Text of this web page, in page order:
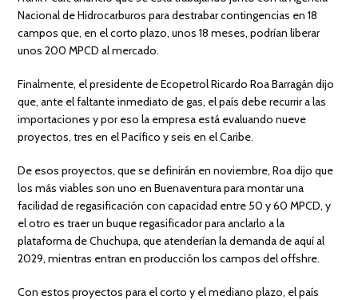
Nacional de Hidrocarburos para destrabar contingencias en 18
campos que, en el corto plazo, unos 18 meses, podrían liberar
unos 200 MPCD al mercado.
Finalmente, el presidente de Ecopetrol Ricardo Roa Barragán dijo
que, ante el faltante inmediato de gas, el país debe recurrir a las
importaciones y por eso la empresa está evaluando nueve
proyectos, tres en el Pacífico y seis en el Caribe.
De esos proyectos, que se definirán en noviembre, Roa dijo que
los más viables son uno en Buenaventura para montar una
facilidad de regasificación con capacidad entre 50 y 60 MPCD, y
el otro es traer un buque regasificador para anclarlo a la
plataforma de Chuchupa, que atenderían la demanda de aquí al
2029, mientras entran en producción los campos del offshre.
Con estos proyectos para el corto y el mediano plazo, el país